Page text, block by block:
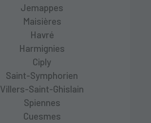
Jemappes
Maisières
Havré
Harmignies
Ciply
Saint-Symphorien
Villers-Saint-Ghislain
Spiennes
Cuesmes